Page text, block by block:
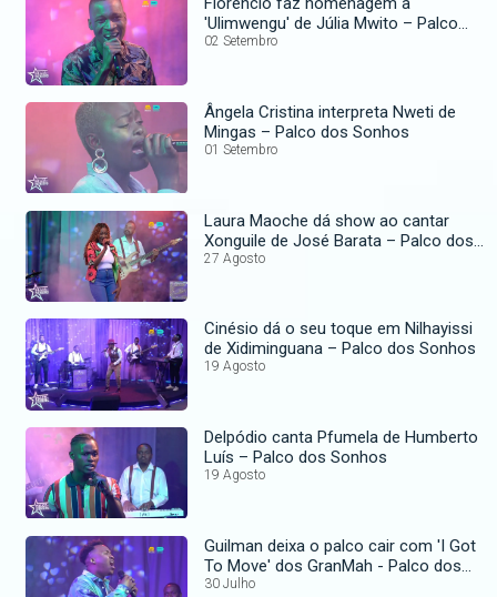
'Ulimwengu' de Júlia Mwito – Palco
dos Sonhos
02 Setembro
Ângela Cristina interpreta Nweti de
Mingas – Palco dos Sonhos
01 Setembro
Laura Maoche dá show ao cantar
Xonguile de José Barata – Palco dos
Sonhos
27 Agosto
Cinésio dá o seu toque em Nilhayissi
de Xidiminguana – Palco dos Sonhos
19 Agosto
Delpódio canta Pfumela de Humberto
Luís – Palco dos Sonhos
19 Agosto
Guilman deixa o palco cair com 'I Got
To Move' dos GranMah - Palco dos
Sonhos
30 Julho